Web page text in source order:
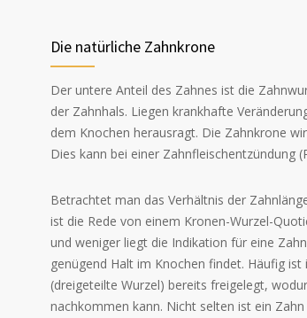
Die natürliche Zahnkrone
Der untere Anteil des Zahnes ist die
der Zahnhals. Liegen krankhafte
dem Knochen herausragt. Die Zahnkrone
Dies kann bei einer Zahnfleischentzündung
Betrachtet man das Verhältnis der
ist die Rede von einem Kronen-Wurzel-
und weniger liegt die Indikation für eine
genügend Halt im Knochen findet. Häufig
(dreigeteilte Wurzel) bereits freigelegt,
nachkommen kann. Nicht selten ist ein